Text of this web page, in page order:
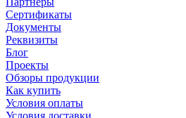
Сертификаты
Документы
Реквизиты
Блог
Проекты
Обзоры продукции
Как купить
Условия оплаты
Условия доставки